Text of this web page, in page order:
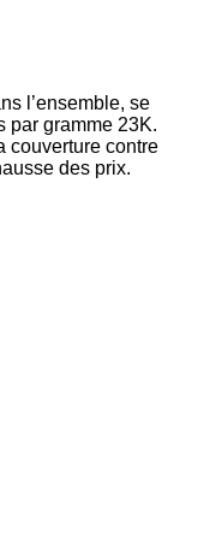
l’ensemble, se
par gramme 23K.
couverture contre
des prix.